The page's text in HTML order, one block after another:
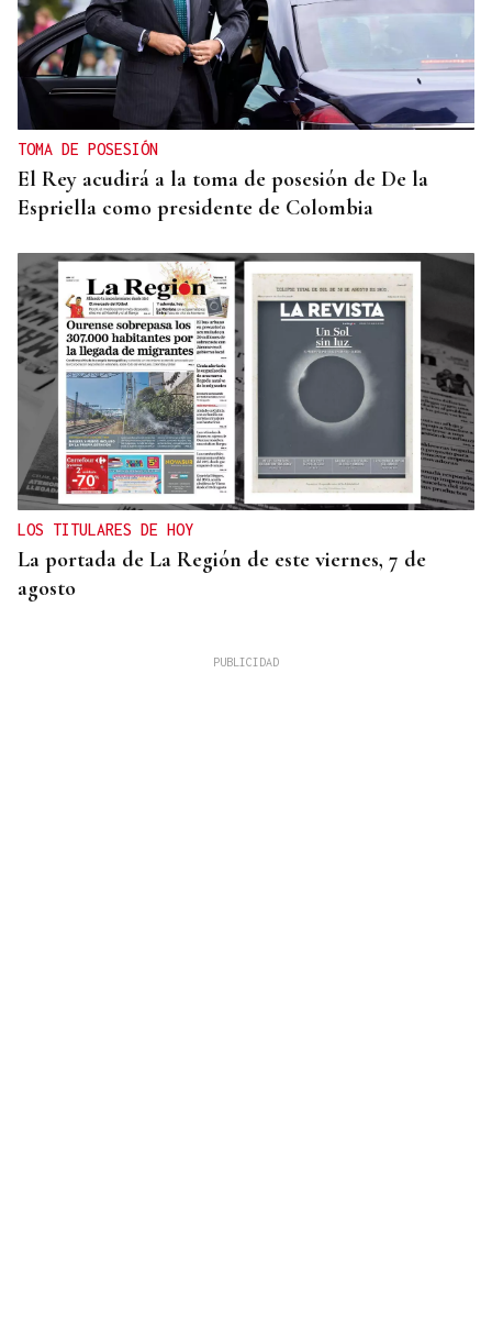
TOMA DE POSESIÓN
El Rey acudirá a la toma de posesión de De la
Espriella como presidente de Colombia
LOS TITULARES DE HOY
La portada de La Región de este viernes, 7 de
agosto